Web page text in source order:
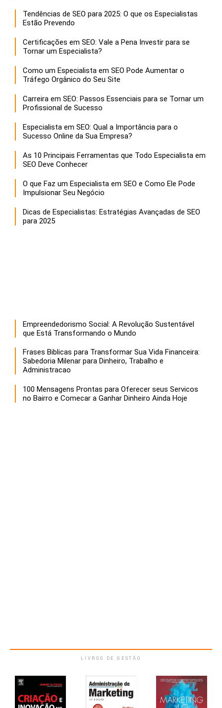
Tendências de SEO para 2025: O que os Especialistas
Estão Prevendo
Certificações em SEO: Vale a Pena Investir para se
Tornar um Especialista?
Como um Especialista em SEO Pode Aumentar o
Tráfego Orgânico do Seu Site
Carreira em SEO: Passos Essenciais para se Tornar um
Profissional de Sucesso
Especialista em SEO: Qual a Importância para o
Sucesso Online da Sua Empresa?
As 10 Principais Ferramentas que Todo Especialista em
SEO Deve Conhecer
O que Faz um Especialista em SEO e Como Ele Pode
Impulsionar Seu Negócio
Dicas de Especialistas: Estratégias Avançadas de SEO
para 2025
Empreendedorismo Social: A Revolução Sustentável
que Está Transformando o Mundo
Frases Biblicas para Transformar Sua Vida Financeira:
Sabedoria Milenar para Dinheiro, Trabalho e
Administracao
100 Mensagens Prontas para Oferecer seus Servicos
no Bairro e Comecar a Ganhar Dinheiro Ainda Hoje
LIVROS DE GESTÃO